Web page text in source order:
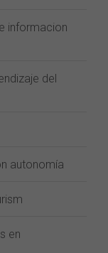
informacion
del
autonomía
en